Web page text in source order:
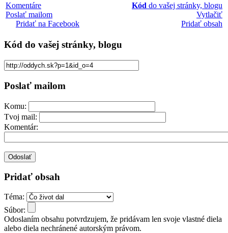
Komentáre
Poslať mailom
Pridať na Facebook
Kód do vašej stránky, blogu
Vytlačiť
Pridať obsah
Kód do vašej stránky, blogu
Poslať mailom
Komu:
Tvoj mail:
Komentár:
Pridať obsah
Téma:
Súbor:
Odoslaním obsahu potvrdzujem, že pridávam len svoje vlastné diela
alebo diela nechránené autorským právom.